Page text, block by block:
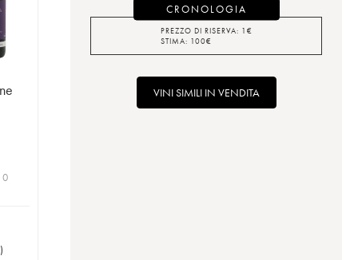
)
CRONOLOGIA
PREZZO DI RISERVA: 1 €
STIMA: 100€
VINI SIMILI IN VENDITA